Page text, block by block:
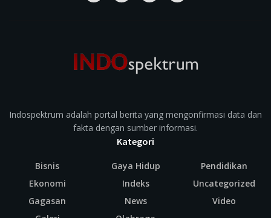
Indospektrum adalah portal berita yang mengonfirmasi data dan
fakta dengan sumber informasi.
Kategori
Bisnis
Ekonomi
Gagasan
Gaya Hidup
Indeks
News
Pendidikan
Uncategorized
Video